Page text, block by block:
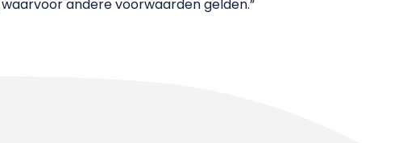
andere voorwaarden gelden.”